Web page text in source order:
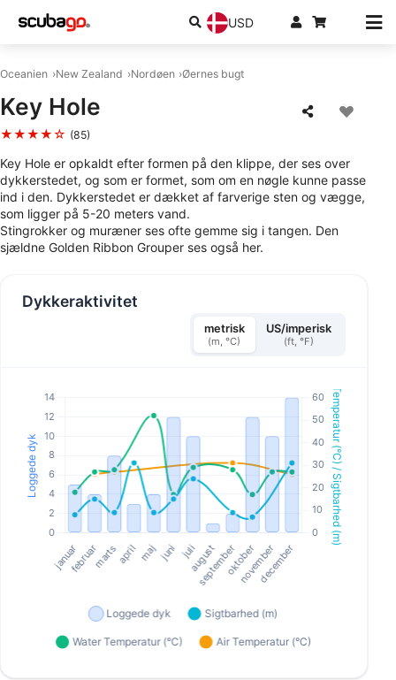
USD
Oceanien New Zealand Nordøen Øernes bugt
Key Hole
★★★★☆ (85)
Key Hole er opkaldt efter formen på den klippe, der ses over
dykkerstedet, og som er formet, som om en nøgle kunne passe
ind i den. Dykkerstedet er dækket af farverige sten og vægge,
som ligger på 5-20 meters vand.
Stingrokker og muræner ses ofte gemme sig i tangen. Den
sjældne Golden Ribbon Grouper ses også her.
Dykkeraktivitet
metrisk
(m, °C)
US/imperisk
(ft, °F)